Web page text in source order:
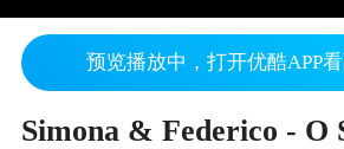
预览播放中，打开优酷APP